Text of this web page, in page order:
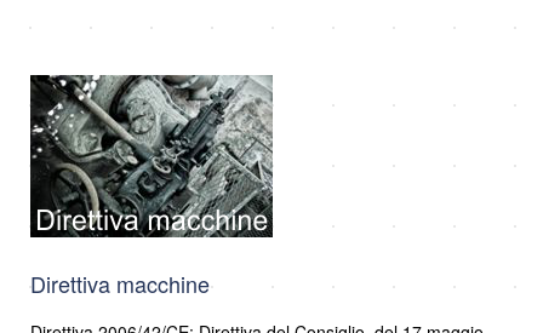
Direttiva macchine